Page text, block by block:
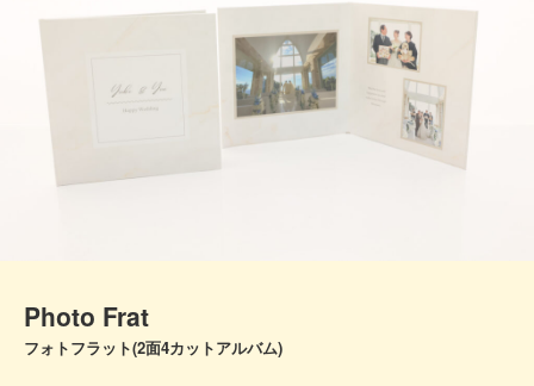
Photo Frat
フォトフラット(2面4カットアルバム)